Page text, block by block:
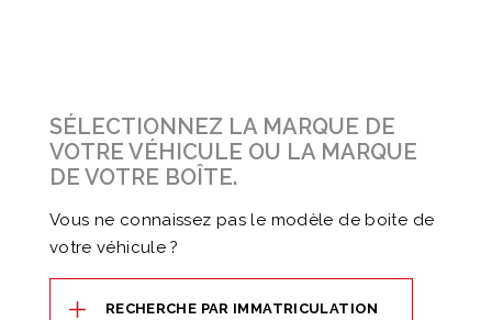
SÉLECTIONNEZ LA MARQUE DE
VOTRE VÉHICULE OU LA MARQUE
DE VOTRE BOÎTE.
Vous ne connaissez pas le modèle de boite de
votre véhicule ?
RECHERCHE PAR IMMATRICULATION